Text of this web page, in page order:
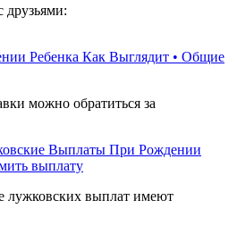
друзьями:
Ребенка Как Выглядит • Общие
можно обратиться за
Выплаты При Рождении
выплату
лужковских выплат имеют